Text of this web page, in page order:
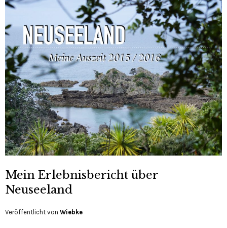
Mein Erlebnisbericht über
Neuseeland
Veröffentlicht von Wiebke